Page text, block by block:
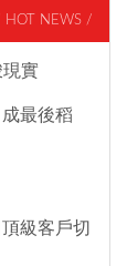
HOT NEWS /
實
最後稻
級客戶切